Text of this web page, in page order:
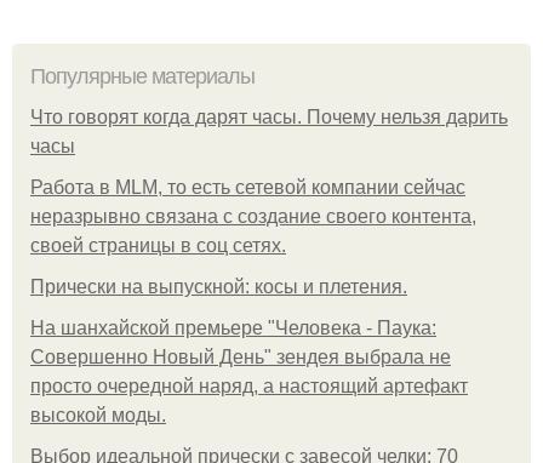
Популярные материалы
Что говорят когда дарят часы. Почему нельзя дарить
часы
Работа в MLM, то есть сетевой компании сейчас
неразрывно связана с создание своего контента,
своей страницы в соц сетях.
Прически на выпускной: косы и плетения.
На шанхайской премьере "Человека - Паука:
Совершенно Новый День" зендея выбрала не
просто очередной наряд, а настоящий артефакт
высокой моды.
Выбор идеальной прически с завесой челки: 70